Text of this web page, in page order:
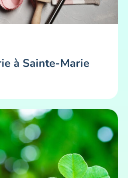
à Sainte-Marie